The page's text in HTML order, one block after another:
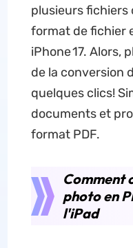
plusieurs fichiers
format de fichier
iPhone 17. Alors,
de la conversion
quelques clics!
documents et
format PDF.
Comment
photo en
l'iPad